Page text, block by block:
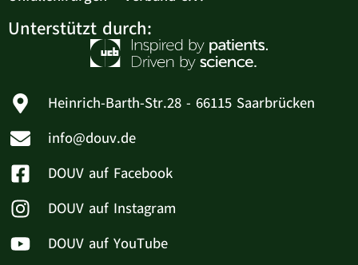
Unterstützt durch:
Heinrich-Barth-Str.28 - 66115 Saarbrücken
info@douv.de
DOUV auf Facebook
DOUV auf Instagram
DOUV auf YouTube